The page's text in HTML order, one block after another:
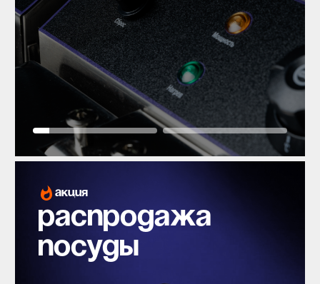
акция
распродажа
посуды